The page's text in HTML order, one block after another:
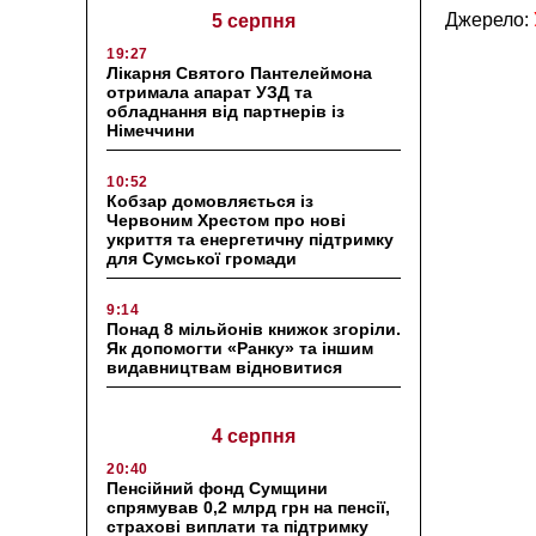
5 серпня
19:27
Лікарня Святого Пантелеймона
отримала апарат УЗД та
обладнання від партнерів із
Німеччини
10:52
Кобзар домовляється із
Червоним Хрестом про нові
укриття та енергетичну підтримку
для Сумської громади
9:14
Понад 8 мільйонів книжок згоріли.
Як допомогти «Ранку» та іншим
видавництвам відновитися
4 серпня
20:40
Пенсійний фонд Сумщини
спрямував 0,2 млрд грн на пенсії,
страхові виплати та підтримку
Джерело: